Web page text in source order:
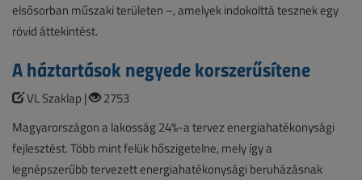
elsősorban műszaki területen –, amelyek indokolttá tesznek egy
rövid áttekintést.
A háztartások negyede korszerűsítene
VL Szaklap |
2753
Magyarországon a lakosság 24%-a tervez energiahatékonysági
fejlesztést. Több mint felük hőszigetelne, mely így a
legnépszerűbb tervezett energiahatékonysági beruházásnak